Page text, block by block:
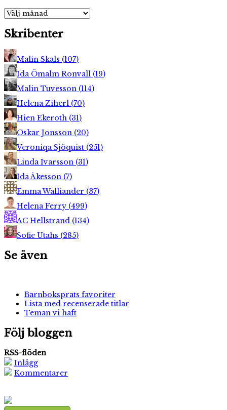
Arkiv
Skribenter
Malin Skals (107)
Ida Ömalm Ronvall (19)
Malin Tuvesson (114)
Helena Ziherl (70)
Hien Ekeroth (31)
Oskar Jonsson (20)
Veroniqa Sjöquist (251)
Linda Ivarsson (31)
Ida Åkesson (7)
Emma Walliander (37)
Helena Ferry (499)
AC Hellstrand (134)
Sofie Utahs (285)
Se även
Barnboksprats favoriter
Lista med recenserade titlar
Teman vi haft
Följ bloggen
RSS-flöden
Inlägg
Kommentarer